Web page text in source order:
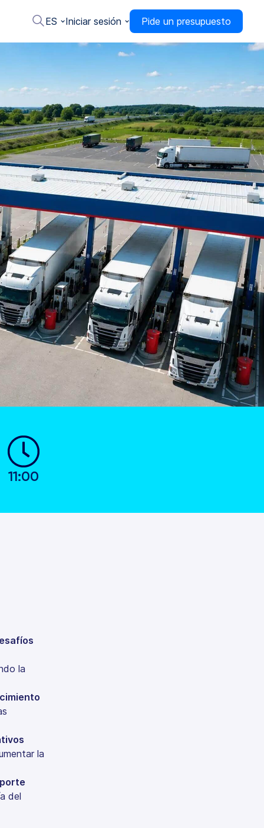
ES Iniciar sesión Pide un presupuesto
11:00
la
la
del